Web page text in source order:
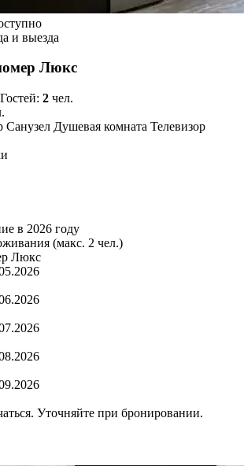
и выезда
Люкс
Гостей: 2 чел.
Санузел Душевая комната Телевизор
в 2026 году
(макс. 2 чел.)
Люкс
Уточняйте при бронировании.